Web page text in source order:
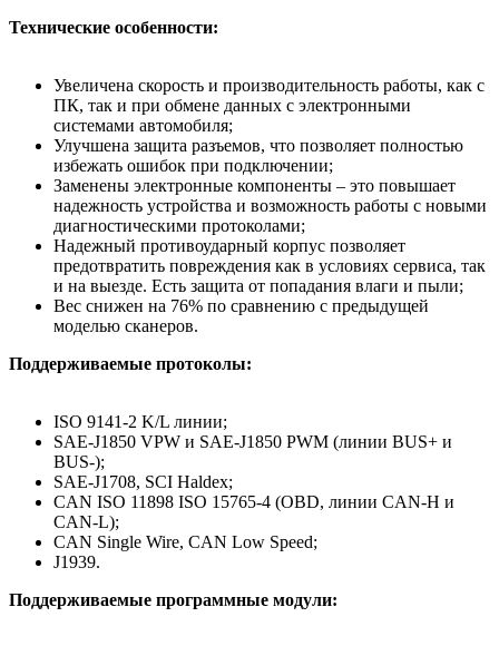
Технические особенности:
Увеличена скорость и производительность работы, как с
ПК, так и при обмене данных с электронными
системами автомобиля;
Улучшена защита разъемов, что позволяет полностью
избежать ошибок при подключении;
Заменены электронные компоненты – это повышает
надежность устройства и возможность работы с новыми
диагностическими протоколами;
Надежный противоударный корпус позволяет
предотвратить повреждения как в условиях сервиса, так
и на выезде. Есть защита от попадания влаги и пыли;
Вес снижен на 76% по сравнению с предыдущей
моделью сканеров.
Поддерживаемые протоколы:
ISO 9141-2 K/L линии;
SAE-J1850 VPW и SAE-J1850 PWM (линии BUS+ и
BUS-);
SAE-J1708, SCI Haldex;
CAN ISO 11898 ISO 15765-4 (OBD, линии CAN-H и
CAN-L);
CAN Single Wire, CAN Low Speed;
J1939.
Поддерживаемые программные модули: